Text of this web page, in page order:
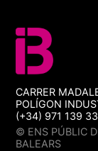
CARRER
POLÍGON
(+34) 971 139
© ENS PÚBLIC
BALEARS